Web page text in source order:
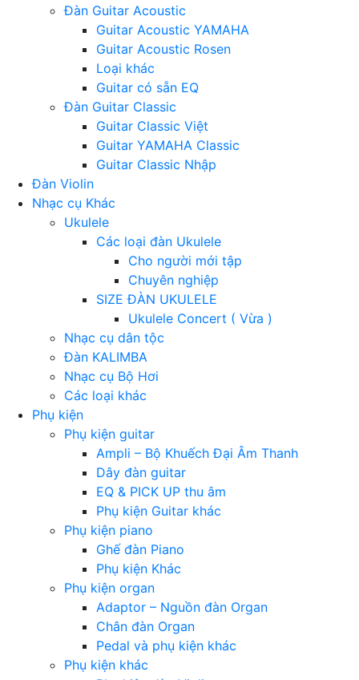
Đàn Guitar Acoustic
Guitar Acoustic YAMAHA
Guitar Acoustic Rosen
Loại khác
Guitar có sẵn EQ
Đàn Guitar Classic
Guitar Classic Việt
Guitar YAMAHA Classic
Guitar Classic Nhập
Đàn Violin
Nhạc cụ Khác
Ukulele
Các loại đàn Ukulele
Cho người mới tập
Chuyên nghiệp
SIZE ĐÀN UKULELE
Ukulele Concert ( Vừa )
Nhạc cụ dân tộc
Đàn KALIMBA
Nhạc cụ Bộ Hơi
Các loại khác
Phụ kiện
Phụ kiện guitar
Ampli – Bộ Khuếch Đại Âm Thanh
Dây đàn guitar
EQ & PICK UP thu âm
Phụ kiện Guitar khác
Phụ kiện piano
Ghế đàn Piano
Phụ kiện Khác
Phụ kiện organ
Adaptor – Nguồn đàn Organ
Chân đàn Organ
Pedal và phụ kiện khác
Phụ kiện khác